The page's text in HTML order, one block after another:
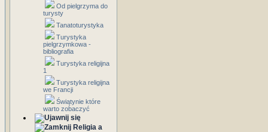
Od pielgrzyma do
turysty
Tanatoturystyka
Turystyka
pielgrzymkowa -
bibliografia
Turystyka religijna
1
Turystyka religijna
we Francji
Świątynie które
warto zobaczyć
Religia a